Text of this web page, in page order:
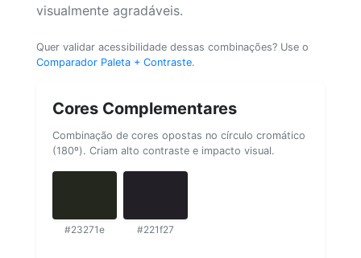
visualmente agradáveis.
Quer validar acessibilidade dessas combinações? Use o
Comparador Paleta + Contraste.
Cores Complementares
Combinação de cores opostas no círculo cromático
(180º). Criam alto contraste e impacto visual.
#23271e #221f27